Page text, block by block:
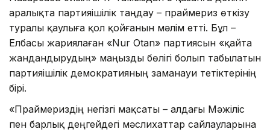
аралықта партияішілік таңдау – праймериз өткізу
туралы қаулыға қол қойғанын мәлім етті. Бұл –
Елбасы жариялаған «Nur Otan» партиясын «қайта
жандандырудың» маңызды бөлігі болып табылатын
партияішілік демократияның заманауи тетіктерінің
бірі.
«Праймериздің негізгі мақсаты – алдағы Мәжіліс
пен барлық деңгейдегі мәслихаттар сайлауларына